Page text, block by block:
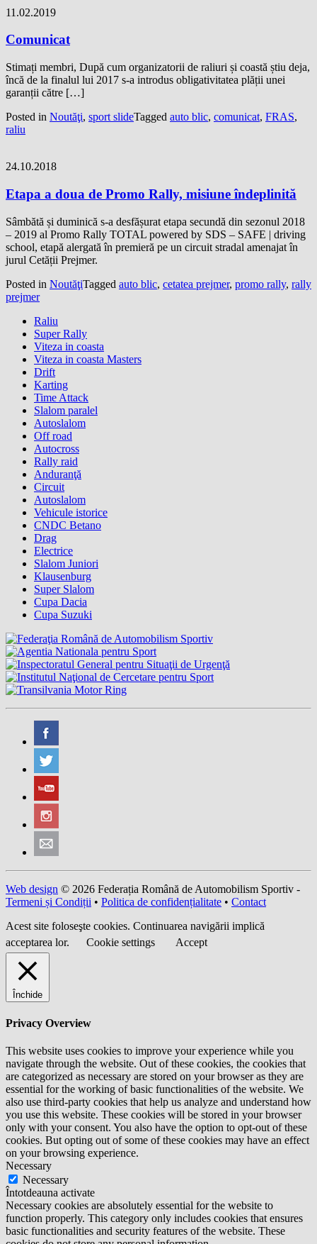
11.02.2019
Comunicat
Stimați membri, După cum organizatorii de raliuri și coastă știu deja,
încă de la finalul lui 2017 s-a introdus obligativitatea plății unei
garanții către […]
Posted in Noutăţi, sport slideTagged auto blic, comunicat, FRAS,
raliu
24.10.2018
Etapa a doua de Promo Rally, misiune îndeplinită
Sâmbătă și duminică s-a desfășurat etapa secundă din sezonul 2018
– 2019 al Promo Rally TOTAL powered by SDS – SAFE | driving
school, etapă alergată în premieră pe un circuit stradal amenajat în
jurul Cetății Prejmer.
Posted in NoutăţiTagged auto blic, cetatea prejmer, promo rally, rally
prejmer
Raliu
Super Rally
Viteza in coasta
Viteza in coasta Masters
Drift
Karting
Time Attack
Slalom paralel
Autoslalom
Off road
Autocross
Rally raid
Anduranţă
Circuit
Autoslalom
Vehicule istorice
CNDC Betano
Drag
Electrice
Slalom Juniori
Klausenburg
Super Slalom
Cupa Dacia
Cupa Suzuki
Web design © 2026 Federația Română de Automobilism Sportiv -
Termeni și Condiții • Politica de confidențialitate • Contact
Acest site foloseşte cookies. Continuarea navigării implică
acceptarea lor.
Cookie settings Accept
Închide
Privacy Overview
This website uses cookies to improve your experience while you
navigate through the website. Out of these cookies, the cookies that
are categorized as necessary are stored on your browser as they are
essential for the working of basic functionalities of the website. We
also use third-party cookies that help us analyze and understand how
you use this website. These cookies will be stored in your browser
only with your consent. You also have the option to opt-out of these
cookies. But opting out of some of these cookies may have an effect
on your browsing experience.
Necessary
Necessary
Întotdeauna activate
Necessary cookies are absolutely essential for the website to
function properly. This category only includes cookies that ensures
basic functionalities and security features of the website. These